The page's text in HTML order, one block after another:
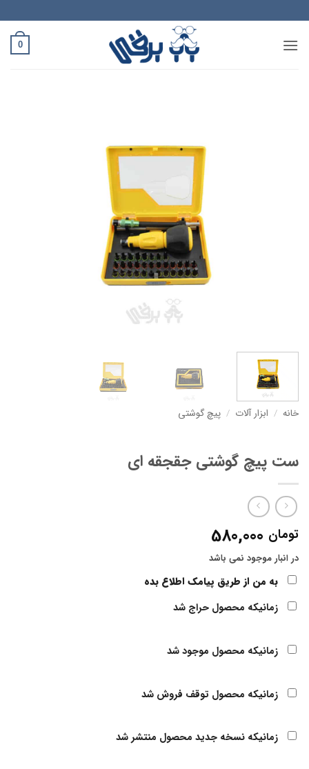
to
content
0
خانه / ابزار آلات / پیچ گوشتی
ست پیچ گوشتی جقجقه ای
تومان
در انبار موجود نمی باشد
به من از طریق پیامک اطلاع بده
زمانیکه محصول حراج شد
زمانیکه محصول موجود شد
زمانیکه محصول توقف فروش شد
زمانیکه نسخه جدید محصول منتشر شد